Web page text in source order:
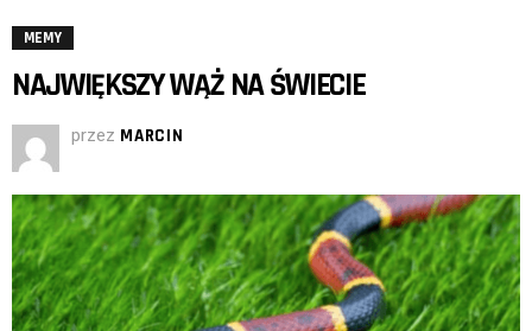
MEMY
NAJWIĘKSZY WĄŻ NA ŚWIECIE
przez MARCIN